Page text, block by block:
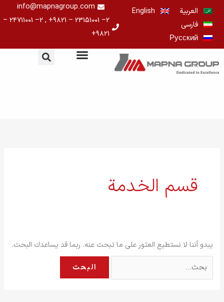
تخطي
المحتوى
العربية
English
فارسی
Русский
info@mapnagroup.com
۲– ۲۳۱۵۱۰۰۱ – ۹۸۲۱+ , ۲– ۲۴۷۱۱۰۰۱ –
۹۸۲۱+
قسم الخدمة
يبدو أننا لا نستطيع العثور على ما تبحث عنه. ربما قد يساعدك البحث.